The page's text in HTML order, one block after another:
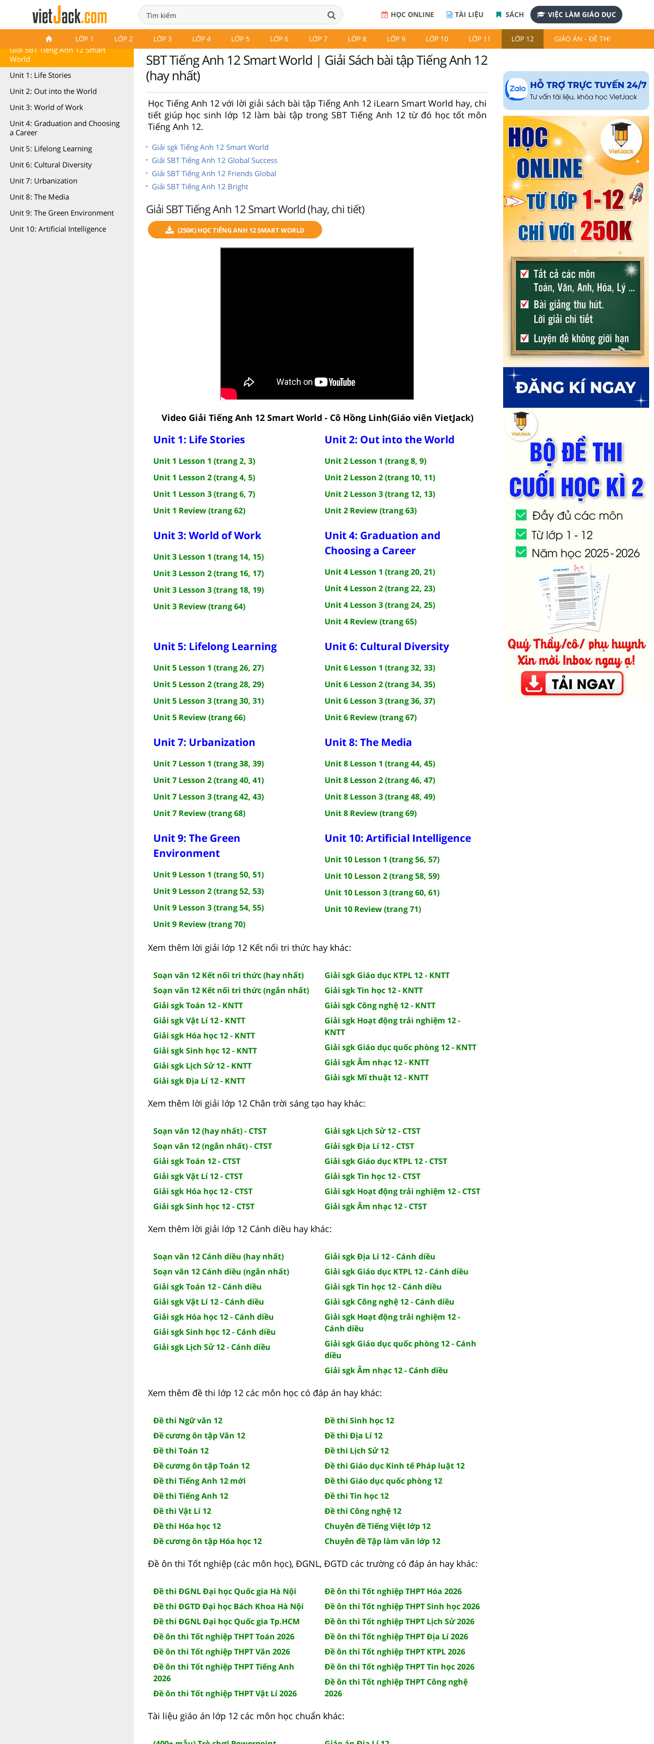
HỌC ONLINE TÀI LIỆU SÁCH VIỆC LÀM GIÁO DỤC
LỚP 1 LỚP 2 LỚP 3 LỚP 4 LỚP 5 LỚP 6 LỚP 7 LỚP 8 LỚP 9 LỚP 10 LỚP 11 LỚP 12 GIÁO ÁN - ĐỀ THI
SBT Tiếng Anh 12 Smart World
Giải SBT Tiếng Anh 12 Smart
World
Unit 1: Life Stories
Unit 2: Out into the World
Unit 3: World of Work
Unit 4: Graduation and Choosing
a Career
Unit 5: Lifelong Learning
Unit 6: Cultural Diversity
Unit 7: Urbanization
Unit 8: The Media
Unit 9: The Green Environment
Unit 10: Artificial Intelligence
SBT Tiếng Anh 12 Smart World | Giải Sách bài tập Tiếng Anh 12
(hay nhất)
Học Tiếng Anh 12 với lời giải sách bài tập Tiếng Anh 12 iLearn Smart World hay, chi
tiết giúp học sinh lớp 12 làm bài tập trong SBT Tiếng Anh 12 từ đó học tốt môn
Tiếng Anh 12.
Giải sgk Tiếng Anh 12 Smart World
Giải SBT Tiếng Anh 12 Global Success
Giải SBT Tiếng Anh 12 Friends Global
Giải SBT Tiếng Anh 12 Bright
Giải SBT Tiếng Anh 12 Smart World (hay, chi tiết)
(250K) HỌC TIẾNG ANH 12 SMART WORLD
Video Giải Tiếng Anh 12 Smart World - Cô Hồng Linh(Giáo viên VietJack)
Unit 1: Life Stories
Unit 1 Lesson 1 (trang 2, 3)
Unit 1 Lesson 2 (trang 4, 5)
Unit 1 Lesson 3 (trang 6, 7)
Unit 1 Review (trang 62)
Unit 2: Out into the World
Unit 2 Lesson 1 (trang 8, 9)
Unit 2 Lesson 2 (trang 10, 11)
Unit 2 Lesson 3 (trang 12, 13)
Unit 2 Review (trang 63)
Unit 3: World of Work
Unit 3 Lesson 1 (trang 14, 15)
Unit 3 Lesson 2 (trang 16, 17)
Unit 3 Lesson 3 (trang 18, 19)
Unit 3 Review (trang 64)
Unit 4: Graduation and
Choosing a Career
Unit 4 Lesson 1 (trang 20, 21)
Unit 4 Lesson 2 (trang 22, 23)
Unit 4 Lesson 3 (trang 24, 25)
Unit 4 Review (trang 65)
Unit 5: Lifelong Learning
Unit 5 Lesson 1 (trang 26, 27)
Unit 5 Lesson 2 (trang 28, 29)
Unit 5 Lesson 3 (trang 30, 31)
Unit 5 Review (trang 66)
Unit 6: Cultural Diversity
Unit 6 Lesson 1 (trang 32, 33)
Unit 6 Lesson 2 (trang 34, 35)
Unit 6 Lesson 3 (trang 36, 37)
Unit 6 Review (trang 67)
Unit 7: Urbanization
Unit 7 Lesson 1 (trang 38, 39)
Unit 7 Lesson 2 (trang 40, 41)
Unit 7 Lesson 3 (trang 42, 43)
Unit 7 Review (trang 68)
Unit 8: The Media
Unit 8 Lesson 1 (trang 44, 45)
Unit 8 Lesson 2 (trang 46, 47)
Unit 8 Lesson 3 (trang 48, 49)
Unit 8 Review (trang 69)
Unit 9: The Green
Environment
Unit 9 Lesson 1 (trang 50, 51)
Unit 9 Lesson 2 (trang 52, 53)
Unit 9 Lesson 3 (trang 54, 55)
Unit 9 Review (trang 70)
Unit 10: Artificial Intelligence
Unit 10 Lesson 1 (trang 56, 57)
Unit 10 Lesson 2 (trang 58, 59)
Unit 10 Lesson 3 (trang 60, 61)
Unit 10 Review (trang 71)
Xem thêm lời giải lớp 12 Kết nối tri thức hay khác:
Soạn văn 12 Kết nối tri thức (hay nhất)
Soạn văn 12 Kết nối tri thức (ngắn nhất)
Giải sgk Toán 12 - KNTT
Giải sgk Vật Lí 12 - KNTT
Giải sgk Hóa học 12 - KNTT
Giải sgk Sinh học 12 - KNTT
Giải sgk Lịch Sử 12 - KNTT
Giải sgk Địa Lí 12 - KNTT
Giải sgk Giáo dục KTPL 12 - KNTT
Giải sgk Tin học 12 - KNTT
Giải sgk Công nghệ 12 - KNTT
Giải sgk Hoạt động trải nghiệm 12 -
KNTT
Giải sgk Giáo dục quốc phòng 12 - KNTT
Giải sgk Âm nhạc 12 - KNTT
Giải sgk Mĩ thuật 12 - KNTT
Xem thêm lời giải lớp 12 Chân trời sáng tạo hay khác:
Soạn văn 12 (hay nhất) - CTST
Soạn văn 12 (ngắn nhất) - CTST
Giải sgk Toán 12 - CTST
Giải sgk Vật Lí 12 - CTST
Giải sgk Hóa học 12 - CTST
Giải sgk Sinh học 12 - CTST
Giải sgk Lịch Sử 12 - CTST
Giải sgk Địa Lí 12 - CTST
Giải sgk Giáo dục KTPL 12 - CTST
Giải sgk Tin học 12 - CTST
Giải sgk Hoạt động trải nghiệm 12 - CTST
Giải sgk Âm nhạc 12 - CTST
Xem thêm lời giải lớp 12 Cánh diều hay khác:
Soạn văn 12 Cánh diều (hay nhất)
Soạn văn 12 Cánh diều (ngắn nhất)
Giải sgk Toán 12 - Cánh diều
Giải sgk Vật Lí 12 - Cánh diều
Giải sgk Hóa học 12 - Cánh diều
Giải sgk Sinh học 12 - Cánh diều
Giải sgk Lịch Sử 12 - Cánh diều
Giải sgk Địa Lí 12 - Cánh diều
Giải sgk Giáo dục KTPL 12 - Cánh diều
Giải sgk Tin học 12 - Cánh diều
Giải sgk Công nghệ 12 - Cánh diều
Giải sgk Hoạt động trải nghiệm 12 -
Cánh diều
Giải sgk Giáo dục quốc phòng 12 - Cánh
diều
Giải sgk Âm nhạc 12 - Cánh diều
Xem thêm đề thi lớp 12 các môn học có đáp án hay khác:
Đề thi Ngữ văn 12
Đề cương ôn tập Văn 12
Đề thi Toán 12
Đề cương ôn tập Toán 12
Đề thi Tiếng Anh 12 mới
Đề thi Tiếng Anh 12
Đề thi Vật Lí 12
Đề thi Hóa học 12
Đề cương ôn tập Hóa học 12
Đề thi Sinh học 12
Đề thi Địa Lí 12
Đề thi Lịch Sử 12
Đề thi Giáo dục Kinh tế Pháp luật 12
Đề thi Giáo dục quốc phòng 12
Đề thi Tin học 12
Đề thi Công nghệ 12
Chuyên đề Tiếng Việt lớp 12
Chuyên đề Tập làm văn lớp 12
Đề ôn thi Tốt nghiệp (các môn học), ĐGNL, ĐGTD các trường có đáp án hay khác:
Đề thi ĐGNL Đại học Quốc gia Hà Nội
Đề thi ĐGTD Đại học Bách Khoa Hà Nội
Đề thi ĐGNL Đại học Quốc gia Tp.HCM
Đề ôn thi Tốt nghiệp THPT Toán 2026
Đề ôn thi Tốt nghiệp THPT Văn 2026
Đề ôn thi Tốt nghiệp THPT Tiếng Anh
2026
Đề ôn thi Tốt nghiệp THPT Vật Lí 2026
Đề ôn thi Tốt nghiệp THPT Hóa 2026
Đề ôn thi Tốt nghiệp THPT Sinh học 2026
Đề ôn thi Tốt nghiệp THPT Lịch Sử 2026
Đề ôn thi Tốt nghiệp THPT Địa Lí 2026
Đề ôn thi Tốt nghiệp THPT KTPL 2026
Đề ôn thi Tốt nghiệp THPT Tin học 2026
Đề ôn thi Tốt nghiệp THPT Công nghệ
2026
Tài liệu giáo án lớp 12 các môn học chuẩn khác: